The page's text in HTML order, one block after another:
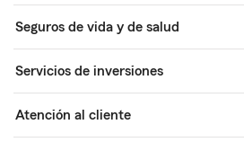
Seguros de vida y de salud
Servicios de inversiones
Atención al cliente